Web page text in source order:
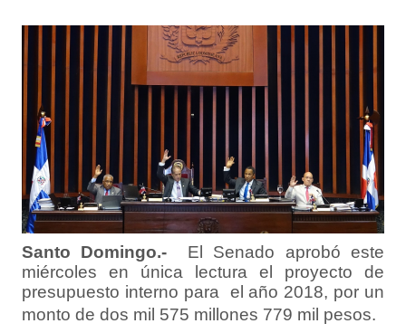
Santo Domingo.- El Senado aprobó este
miércoles en única lectura el proyecto de
presupuesto interno para el año 2018, por un
monto de dos mil 575 millones 779 mil pesos.